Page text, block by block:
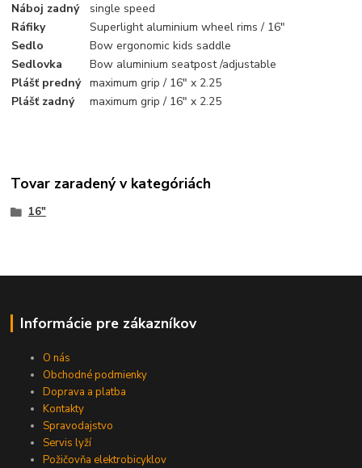
Náboj zadný
single speed
Ráfiky
Superlight aluminium wheel rims / 16"
Sedlo
Bow ergonomic kids saddle
Sedlovka
Bow aluminium seatpost /adjustable
Plášť predný maximum grip / 16" x 2.25
Plášť zadný
maximum grip / 16" x 2.25
Tovar zaradený v kategóriách
16"
Informácie pre zákazníkov
O nás
Obchodné podmienky
Doprava a platba
Kontakty
Spravodajstvo
Servis lyží
Požičovňa elektrobicyklov